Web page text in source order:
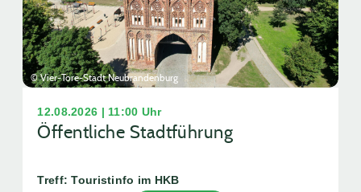
© Vier-Tore-Stadt Neubrandenburg
12.08.2026 | 11:00 Uhr
Öffentliche Stadtführung
Treff: Touristinfo im HKB